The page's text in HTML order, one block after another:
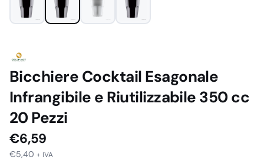
Bicchiere Cocktail Esagonale
Infrangibile e Riutilizzabile 350 cc
20 Pezzi
€6,59
€5,40 + IVA